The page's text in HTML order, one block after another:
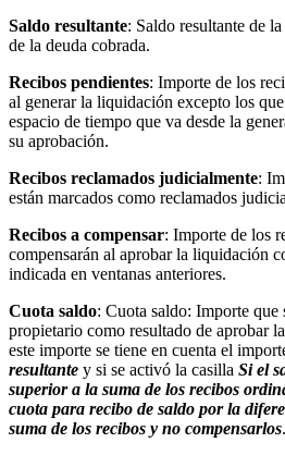
Saldo resultante: Saldo resultante de
de la deuda cobrada.
Recibos pendientes: Importe de los
al generar la liquidación excepto los
espacio de tiempo que va desde la
su aprobación.
Recibos reclamados judicialmente:
están marcados como reclamados
Recibos a compensar: Importe de los
compensarán al aprobar la liquidación
indicada en ventanas anteriores.
Cuota saldo: Cuota saldo: Importe que
propietario como resultado de aprobar
este importe se tiene en cuenta el
resultante y si se activó la casilla Si el
superior a la suma de los recibos
cuota para recibo de saldo por la
suma de los recibos y no compensarlos.